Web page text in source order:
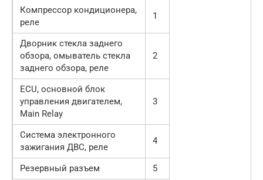
Компрессор кондиционера,
реле
1
Дворник стекла заднего
обзора, омыватель стекла
заднего обзора, реле
2
ECU, основной блок
управления двигателем,
Main Relay
3
Система электронного
зажигания ДВС, реле
4
Резервный разъем
5